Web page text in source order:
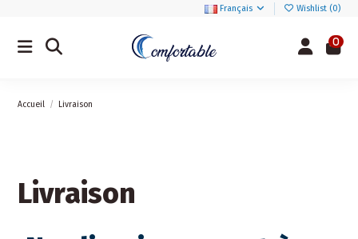
Français Wishlist (0)
0
Accueil Livraison
Livraison